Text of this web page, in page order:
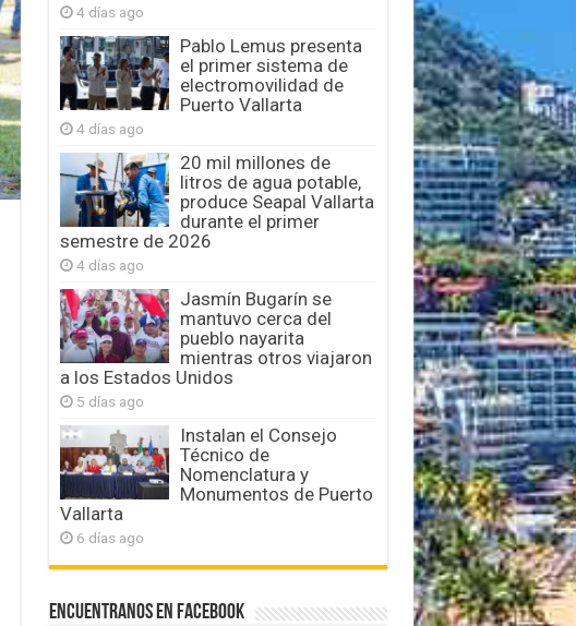
4 días ago
Pablo Lemus presenta
el primer sistema de
electromovilidad de
Puerto Vallarta
4 días ago
20 mil millones de
litros de agua potable,
produce Seapal Vallarta
durante el primer
semestre de 2026
4 días ago
Jasmín Bugarín se
mantuvo cerca del
pueblo nayarita
mientras otros viajaron
a los Estados Unidos
5 días ago
Instalan el Consejo
Técnico de
Nomenclatura y
Monumentos de Puerto
Vallarta
6 días ago
Encuentranos en Facebook